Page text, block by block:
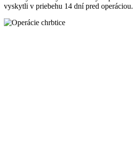
vyskytli v priebehu 14 dní pred operáciou.